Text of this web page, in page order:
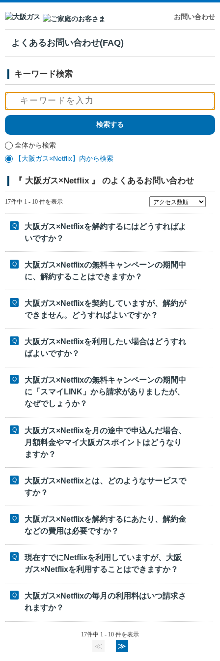
お問い合わせ
よくあるお問い合わせ(FAQ)
キーワード検索
全体から検索
【大阪ガス×Netflix】内から検索
『 大阪ガス×Netflix 』 のよくあるお問い合わせ
17件中 1 - 10 件を表示
大阪ガス×Netflixを解約するにはどうすればよ
いですか？
大阪ガス×Netflixの無料キャンペーンの期間中
に、解約することはできますか？
大阪ガス×Netflixを契約していますが、解約が
できません。どうすればよいですか？
大阪ガス×Netflixを利用したい場合はどうすれ
ばよいですか？
大阪ガス×Netflixの無料キャンペーンの期間中
に「スマイLINK」から請求がありましたが、
なぜでしょうか？
大阪ガス×Netflixを月の途中で申込んだ場合、
月額料金やマイ大阪ガスポイントはどうなり
ますか？
大阪ガス×Netflixとは、どのようなサービスで
すか？
大阪ガス×Netflixを解約するにあたり、解約金
などの費用は必要ですか？
現在すでにNetflixを利用していますが、大阪
ガス×Netflixを利用することはできますか？
大阪ガス×Netflixの毎月の利用料はいつ請求さ
れますか？
17件中 1 - 10 件を表示
≪ ≫